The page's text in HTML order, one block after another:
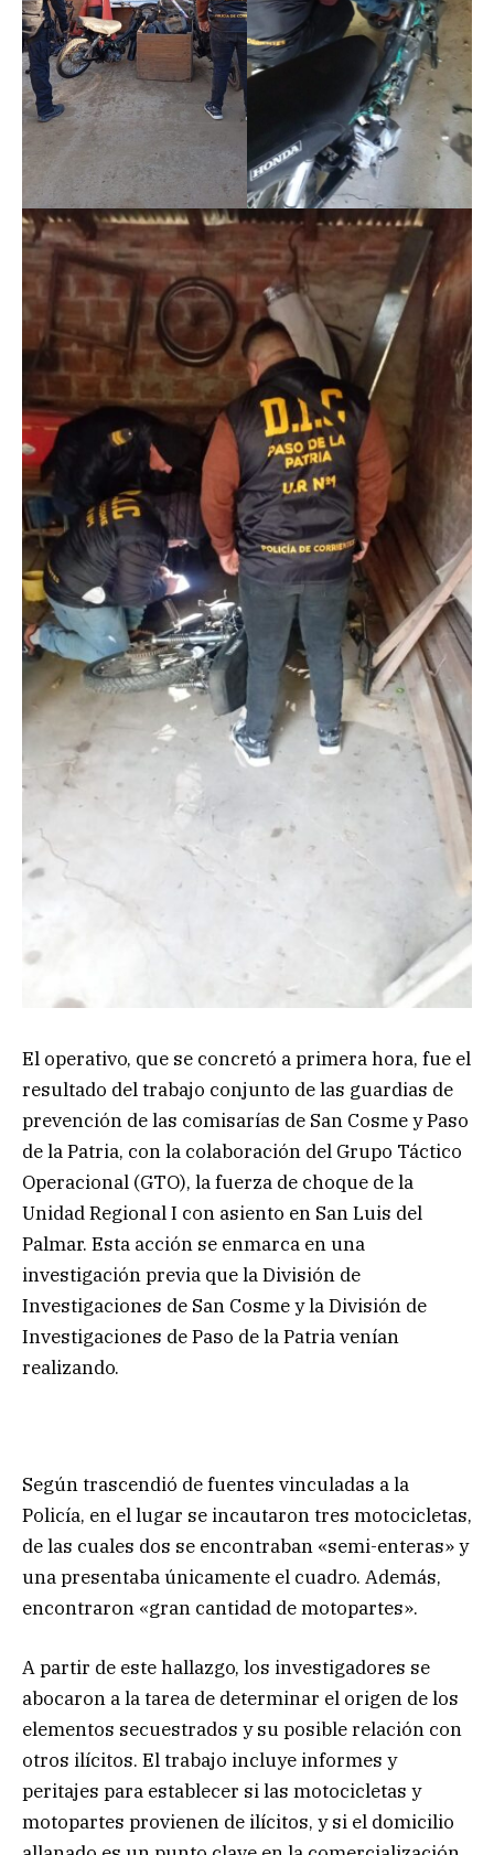
El operativo, que se concretó a primera hora, fue el
resultado del trabajo conjunto de las guardias de
prevención de las comisarías de San Cosme y Paso
de la Patria, con la colaboración del Grupo Táctico
Operacional (GTO), la fuerza de choque de la
Unidad Regional I con asiento en San Luis del
Palmar. Esta acción se enmarca en una
investigación previa que la División de
Investigaciones de San Cosme y la División de
Investigaciones de Paso de la Patria venían
realizando.
Según trascendió de fuentes vinculadas a la
Policía, en el lugar se incautaron tres motocicletas,
de las cuales dos se encontraban «semi-enteras» y
una presentaba únicamente el cuadro. Además,
encontraron «gran cantidad de motopartes».
A partir de este hallazgo, los investigadores se
abocaron a la tarea de determinar el origen de los
elementos secuestrados y su posible relación con
otros ilícitos. El trabajo incluye informes y
peritajes para establecer si las motocicletas y
motopartes provienen de ilícitos, y si el domicilio